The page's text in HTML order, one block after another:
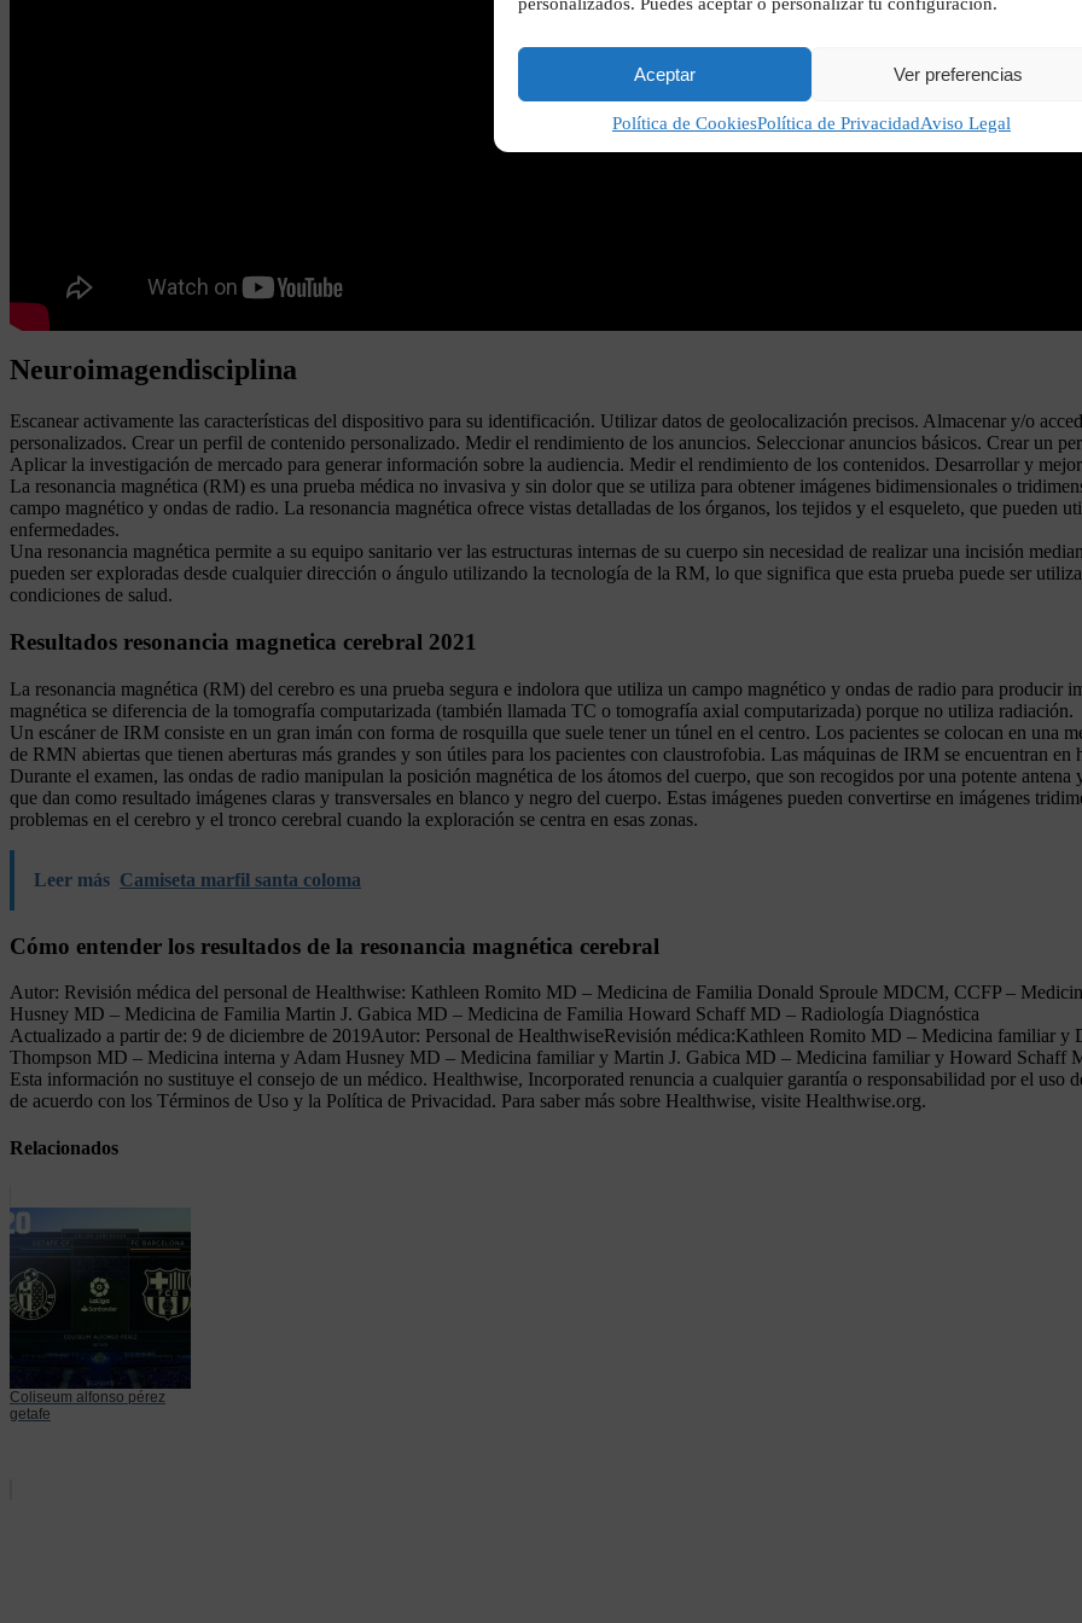
Aceptar Ver preferencias
Política de CookiesPolítica de PrivacidadAviso Legal
Neuroimagendisciplina
Escanear activamente las características del dispositivo para su identificación. Utilizar datos de geolocalización precisos. Almacenar y/o
personalizados. Crear un perfil de contenido personalizado. Medir el rendimiento de los anuncios. Seleccionar anuncios básicos. Crear un
Aplicar la investigación de mercado para generar información sobre la audiencia. Medir el rendimiento de los contenidos. Desarrollar y
La resonancia magnética (RM) es una prueba médica no invasiva y sin dolor que se utiliza para obtener imágenes bidimensionales o
campo magnético y ondas de radio. La resonancia magnética ofrece vistas detalladas de los órganos, los tejidos y el esqueleto, que pueden
enfermedades.
Una resonancia magnética permite a su equipo sanitario ver las estructuras internas de su cuerpo sin necesidad de realizar una incisión
pueden ser exploradas desde cualquier dirección o ángulo utilizando la tecnología de la RM, lo que significa que esta prueba puede ser
condiciones de salud.
Resultados resonancia magnetica cerebral 2021
La resonancia magnética (RM) del cerebro es una prueba segura e indolora que utiliza un campo magnético y ondas de radio para producir
magnética se diferencia de la tomografía computarizada (también llamada TC o tomografía axial computarizada) porque no utiliza radiación.
Un escáner de IRM consiste en un gran imán con forma de rosquilla que suele tener un túnel en el centro. Los pacientes se colocan en una
de RMN abiertas que tienen aberturas más grandes y son útiles para los pacientes con claustrofobia. Las máquinas de IRM se encuentran
Durante el examen, las ondas de radio manipulan la posición magnética de los átomos del cuerpo, que son recogidos por una potente
que dan como resultado imágenes claras y transversales en blanco y negro del cuerpo. Estas imágenes pueden convertirse en imágenes
problemas en el cerebro y el tronco cerebral cuando la exploración se centra en esas zonas.
Leer más Camiseta marfil santa coloma
Cómo entender los resultados de la resonancia magnética cerebral
Autor: Revisión médica del personal de Healthwise: Kathleen Romito MD – Medicina de Familia Donald Sproule MDCM, CCFP –
Husney MD – Medicina de Familia Martin J. Gabica MD – Medicina de Familia Howard Schaff MD – Radiología Diagnóstica
Actualizado a partir de: 9 de diciembre de 2019Autor: Personal de HealthwiseRevisión médica:Kathleen Romito MD – Medicina familiar
Thompson MD – Medicina interna y Adam Husney MD – Medicina familiar y Martin J. Gabica MD – Medicina familiar y Howard Schaff
Esta información no sustituye el consejo de un médico. Healthwise, Incorporated renuncia a cualquier garantía o responsabilidad por el uso
de acuerdo con los Términos de Uso y la Política de Privacidad. Para saber más sobre Healthwise, visite Healthwise.org.
Relacionados
Coliseum alfonso pérez
getafe